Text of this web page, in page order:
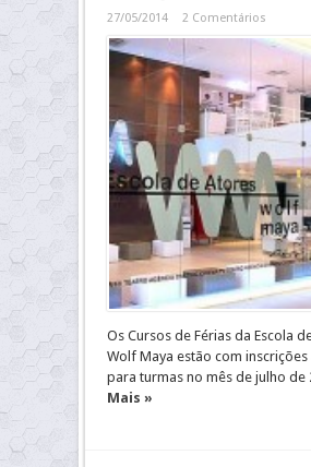
27/05/2014 2 Comentários
Os Cursos de Férias da Escola
Wolf Maya estão com
para turmas no mês de julho de
Mais »